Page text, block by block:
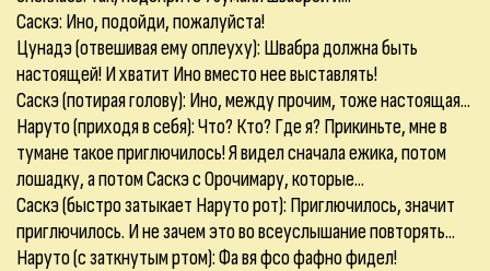
Саскэ: Ино, подойди, пожалуйста!
Цунадэ (отвешивая ему оплеуху): Швабра должна быть
настоящей! И хватит Ино вместо нее выставлять!
Саскэ (потирая голову): Ино, между прочим, тоже настоящая...
Наруто (приходя в себя): Что? Кто? Где я? Прикиньте, мне в
тумане такое приглючилось! Я видел сначала ежика, потом
лошадку, а потом Саскэ с Орочимару, которые...
Саскэ (быстро затыкает Наруто рот): Приглючилось, значит
приглючилось. И не зачем это во всеуслышание повторять...
Наруто (с заткнутым ртом): Фа вя фсо фафно фидел!